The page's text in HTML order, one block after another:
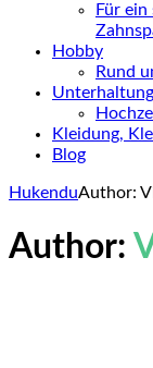
Für
Hobby
Rund
Unterhaltung
Kleidung,
Blog
HukenduAuthor:
Author: